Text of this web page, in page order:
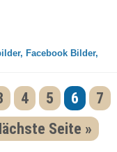
Facebook Bilder,
4 5 6
7
Seite »